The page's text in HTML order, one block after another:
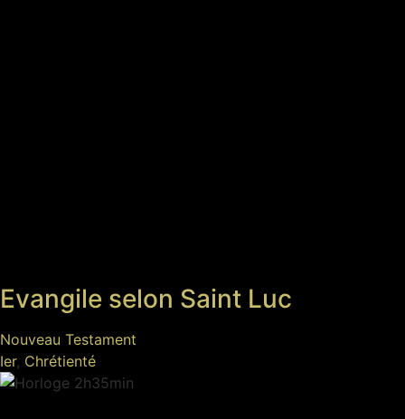
Evangile selon Saint Luc
Nouveau Testament
Ier, Chrétienté
2h35min